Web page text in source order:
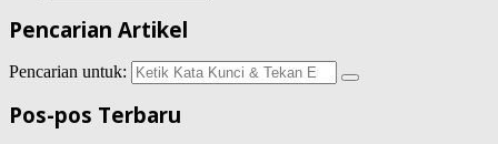
Pencarian Artikel
Pencarian untuk:
Pos-pos Terbaru